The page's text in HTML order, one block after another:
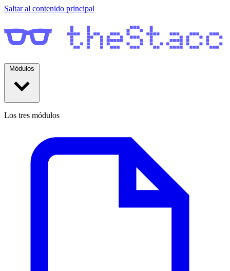
Saltar al contenido principal
Los tres módulos